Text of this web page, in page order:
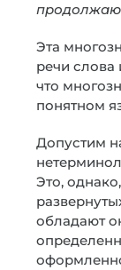
Эта
речи
что
понятном
Допустим
Это,
обладают